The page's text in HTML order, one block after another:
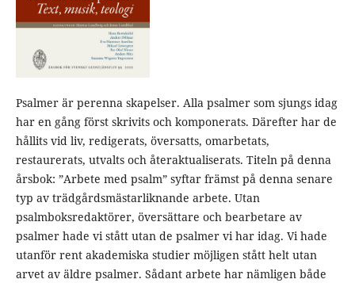
Psalmer är perenna skapelser. Alla psalmer som sjungs idag
har en gång först skrivits och komponerats. Därefter har de
hållits vid liv, redigerats, översatts, omarbetats,
restaurerats, utvalts och återaktualiserats. Titeln på denna
årsbok: ”Arbete med psalm” syftar främst på denna senare
typ av trädgårdsmästarliknande arbete. Utan
psalmboksredaktörer, översättare och bearbetare av
psalmer hade vi stått utan de psalmer vi har idag. Vi hade
utanför rent akademiska studier möjligen stått helt utan
arvet av äldre psalmer. Sådant arbete har nämligen både